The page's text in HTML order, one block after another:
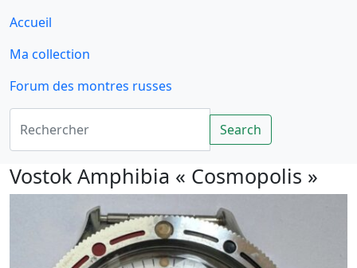
Accueil
Ma collection
Forum des montres russes
Rechercher
Search
Vostok Amphibia « Cosmopolis »